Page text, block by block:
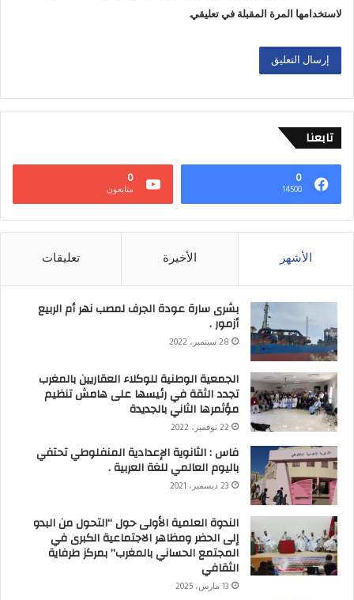
لاستخدامها المرة المقبلة في تعليقي.
تابعنا
0
14500
0
متابعون
الأشهر الأخيرة تعليقات
بشرى سارة عودة الجرف لمصب نهر أم الربيع
أزمور .
28 سبتمبر، 2022
الجمعية الوطنية للوكلاء العقاريين بالمغرب
تجدد الثقة في رئيسها على هامش تنظيم
مؤثمرها الثاني بالجديدة
22 نوفمبر، 2022
فاس : الثانوية الإعدادية المنفلوطي تحتفي
باليوم العالمي للغة العربية .
23 ديسمبر، 2021
الندوة العلمية الأولى حول “التحول من البدو
إلى الحضر ومظاهر الاجتماعية الكبرى في
المجتمع الحساني بالمغرب” بمركز طرفاية
الثقافي
13 مارس، 2025